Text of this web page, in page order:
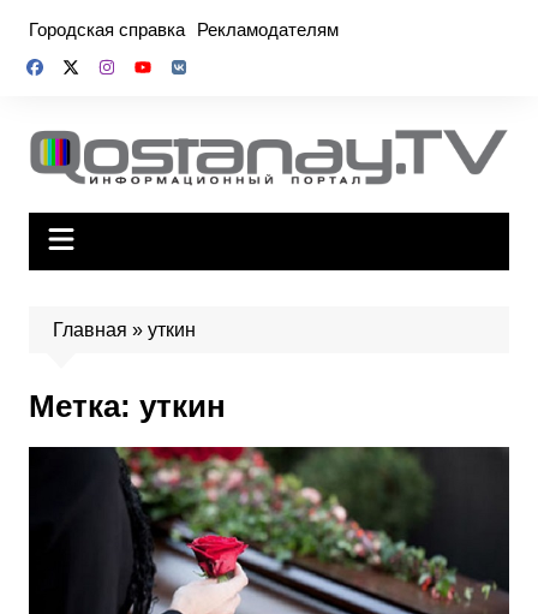
содержимому
Городская справка Рекламодателям
Главная » уткин
Метка: уткин